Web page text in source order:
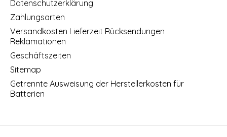
Datenschutzerklärung
Zahlungsarten
Versandkosten Lieferzeit Rücksendungen
Reklamationen
Geschäftszeiten
Sitemap
Getrennte Ausweisung der Herstellerkosten für
Batterien